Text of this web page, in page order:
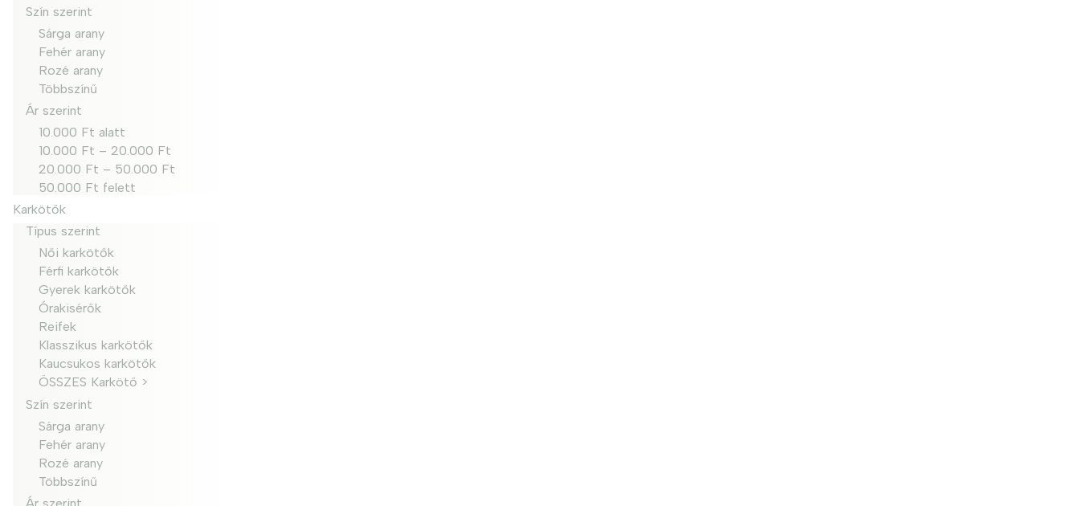
Szín szerint
Sárga arany
Fehér arany
Rozé arany
Többszínű
Ár szerint
10.000 Ft alatt
10.000 Ft – 20.000 Ft
20.000 Ft – 50.000 Ft
50.000 Ft felett
Karkötők
Típus szerint
Női karkötők
Férfi karkötők
Gyerek karkötők
Órakisérők
Reifek
Klasszikus karkötők
Kaucsukos karkötők
ÖSSZES Karkötő >
Szín szerint
Sárga arany
Fehér arany
Rozé arany
Többszínű